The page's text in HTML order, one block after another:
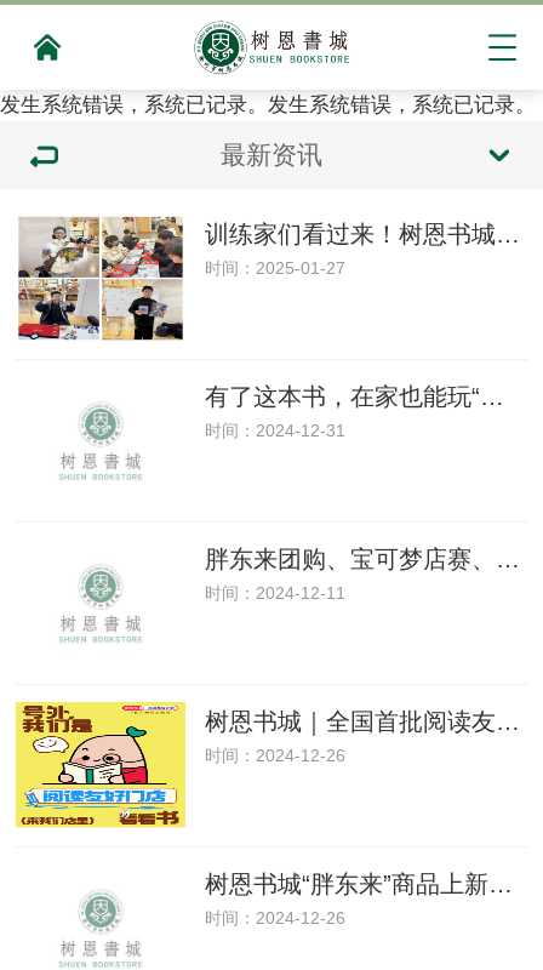
发生系统错误，系统已记录。发生系统错误，系统已记录。
最新资讯
训练家们看过来！树恩书城也有宝可梦比赛啦！
时间：2025-01-27
有了这本书，在家也能玩“密室逃脱”？完全停不下来！
时间：2024-12-31
胖东来团购、宝可梦店赛、作家讲座……树恩书城“双十二”系列活动开启！
时间：2024-12-11
树恩书城｜全国首批阅读友好门店，打卡有礼！
时间：2024-12-26
树恩书城“胖东来”商品上新了！@全体会员
时间：2024-12-26